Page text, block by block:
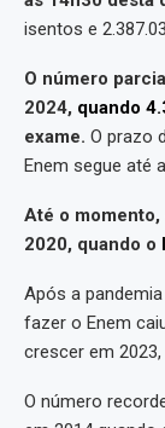
isentos e
O número
2024, quando
exame. O prazo
Enem segue até
Até o
2020, quando o
Após a
fazer o Enem
crescer em
O número